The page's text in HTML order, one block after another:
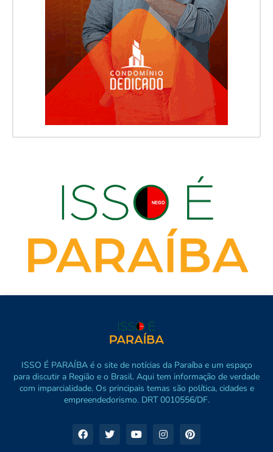
ISSO É PARAÍBA é o site de notícias da Paraíba e um espaço
para discutir a Região e o Brasil. Aqui tem informação de verdade
com imparcialidade. Os principais temas são política, cidades e
empreendedorismo. DRT 0010556/DF.